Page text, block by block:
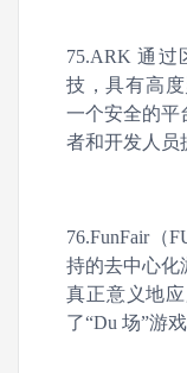
75.ARK 通
技，具有高
一个安全的平
者和开发人员
76.FunFair（
持的去中心化
真正意义地
了“Du 场”游